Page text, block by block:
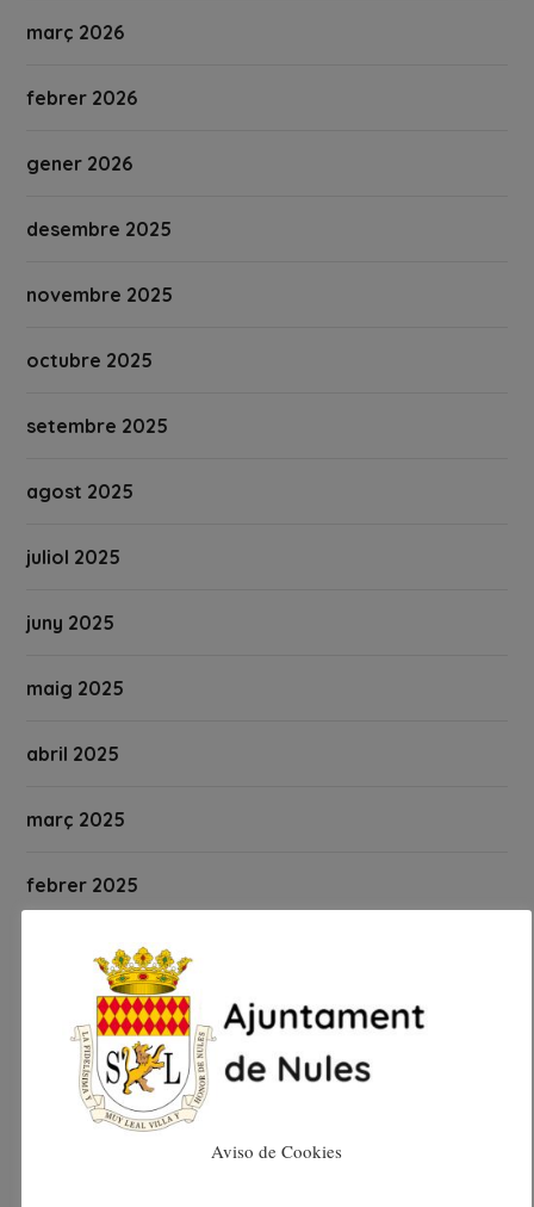
març 2026
febrer 2026
gener 2026
desembre 2025
novembre 2025
octubre 2025
setembre 2025
agost 2025
juliol 2025
juny 2025
maig 2025
abril 2025
març 2025
febrer 2025
gener 2025
desembre 2024
novembre 2024
Aviso de Cookies